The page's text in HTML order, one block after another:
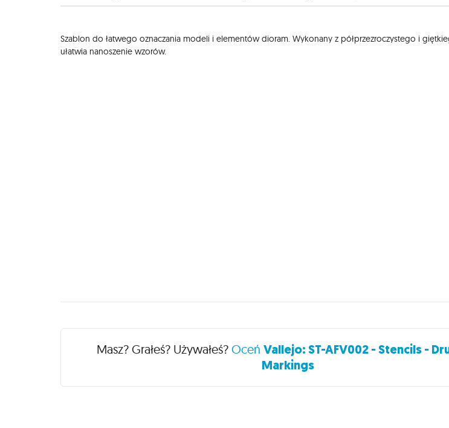
Opis
Szablon do łatwego oznaczania modeli i elementów dioram. Wykonany z półprzezroczystego i
ułatwia nanoszenie wzorów.
Recenzje
Masz? Grałeś? Używałeś? Oceń Vallejo: ST-AFV002 - Stencils -
Markings